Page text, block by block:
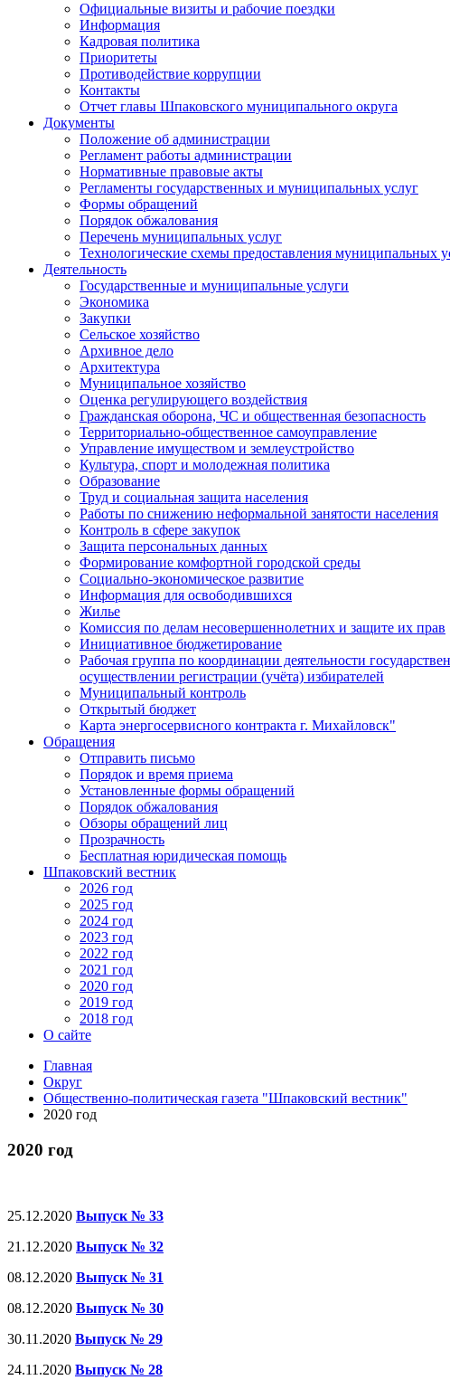
Официальные визиты и рабочие поездки
Информация
Кадровая политика
Приоритеты
Противодействие коррупции
Контакты
Отчет главы Шпаковского муниципального округа
Документы
Положение об администрации
Регламент работы администрации
Нормативные правовые акты
Регламенты государственных и муниципальных услуг
Формы обращений
Порядок обжалования
Перечень муниципальных услуг
Технологические схемы предоставления муниципальных
Деятельность
Государственные и муниципальные услуги
Экономика
Закупки
Сельское хозяйство
Архивное дело
Архитектура
Муниципальное хозяйство
Оценка регулирующего воздействия
Гражданская оборона, ЧС и общественная безопасность
Территориально-общественное самоуправление
Управление имуществом и землеустройство
Культура, спорт и молодежная политика
Образование
Труд и социальная защита населения
Работы по снижению неформальной занятости населения
Контроль в сфере закупок
Защита персональных данных
Формирование комфортной городской среды
Социально-экономическое развитие
Информация для освободившихся
Жилье
Комиссия по делам несовершеннолетних и защите их прав
Инициативное бюджетирование
Рабочая группа по координации деятельности
осуществлении регистрации (учёта) избирателей
Муниципальный контроль
Открытый бюджет
Карта энергосервисного контракта г. Михайловск"
Обращения
Отправить письмо
Порядок и время приема
Установленные формы обращений
Порядок обжалования
Обзоры обращений лиц
Прозрачность
Бесплатная юридическая помощь
Шпаковский вестник
2026 год
2025 год
2024 год
2023 год
2022 год
2021 год
2020 год
2019 год
2018 год
О сайте
Главная
Округ
Общественно-политическая газета "Шпаковский вестник"
2020 год
2020 год
25.12.2020 Выпуск № 33
21.12.2020 Выпуск № 32
08.12.2020 Выпуск № 31
08.12.2020 Выпуск № 30
30.11.2020 Выпуск № 29
24.11.2020 Выпуск № 28